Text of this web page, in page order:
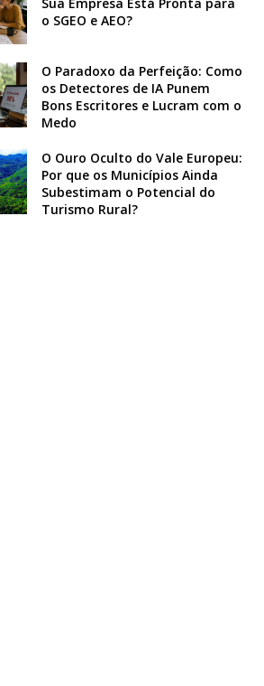
Sua Empresa Está Pronta para
o SGEO e AEO?
O Paradoxo da Perfeição: Como
os Detectores de IA Punem
Bons Escritores e Lucram com o
Medo
O Ouro Oculto do Vale Europeu:
Por que os Municípios Ainda
Subestimam o Potencial do
Turismo Rural?